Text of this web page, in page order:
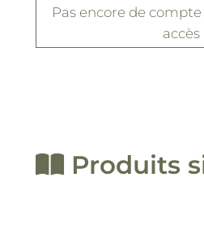
Pas encore de compte
accès
Produits